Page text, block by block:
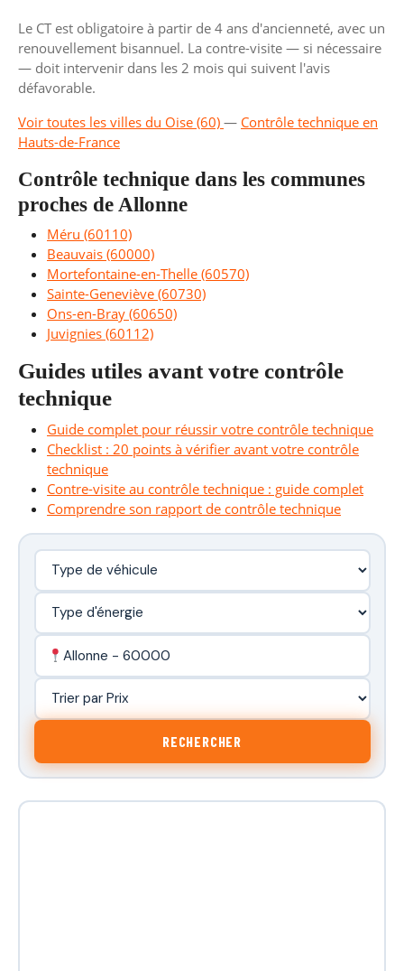
Le CT est obligatoire à partir de 4 ans d'ancienneté, avec un
renouvellement bisannuel. La contre-visite — si nécessaire
— doit intervenir dans les 2 mois qui suivent l'avis
défavorable.
Voir toutes les villes du Oise (60) — Contrôle technique en
Hauts-de-France
Contrôle technique dans les communes
proches de Allonne
Méru (60110)
Beauvais (60000)
Mortefontaine-en-Thelle (60570)
Sainte-Geneviève (60730)
Ons-en-Bray (60650)
Juvignies (60112)
Guides utiles avant votre contrôle
technique
Guide complet pour réussir votre contrôle technique
Checklist : 20 points à vérifier avant votre contrôle
technique
Contre-visite au contrôle technique : guide complet
Comprendre son rapport de contrôle technique
Allonne - 60000
RECHERCHER